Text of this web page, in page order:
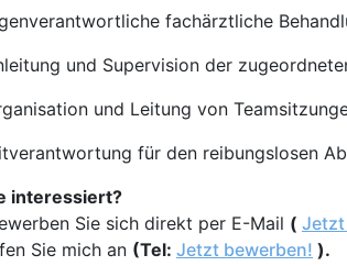
fachärztliche
und Supervision der
und Leitung von
für den reibungslosen
interessiert?
Sie sich direkt per E-Mail ( Jetzt
Sie mich an (Tel: Jetzt bewerben! ).